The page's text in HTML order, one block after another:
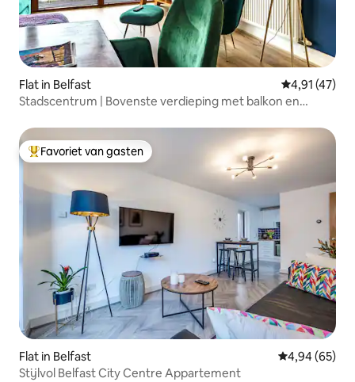
Flat in Belfast Gemiddelde
4,91 (47)
Stadscentrum | Bovenste verdieping met balkon en
Topfavoriet van gasten
Favoriet van gasten
Flat in Belfast Gemiddelde
4,94 (65)
Stijlvol Belfast City Centre Appartement